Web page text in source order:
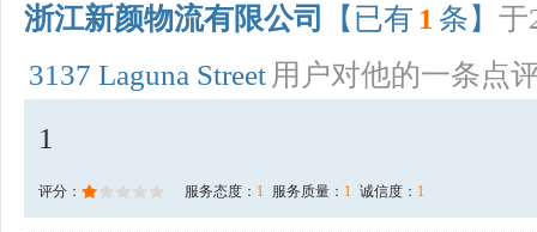
浙江新颜物流有限公司 【已有 1 条】 于
3137 Laguna Street 用户对他的一条点
1
评分： 服务态度： 1 服务质量： 1 诚信度： 1